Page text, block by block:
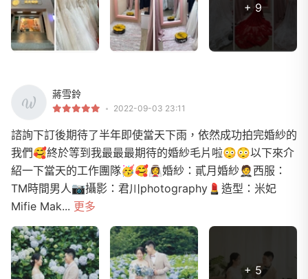
+ 9
蔣雪鈴
2022-09-03 23:11
諮詢下訂後期待了半年即使當天下雨，依然成功拍完婚紗的
我們🥰終於等到我最最最期待的婚紗毛片啦😳😳以下來介
紹一下當天的工作團隊🥳🥰👰‍♀️婚紗：貳月婚紗 🤵西服：
TM時間男人📷攝影：君川photography💄造型：米妃
Mifie Mak... 更多
+ 5